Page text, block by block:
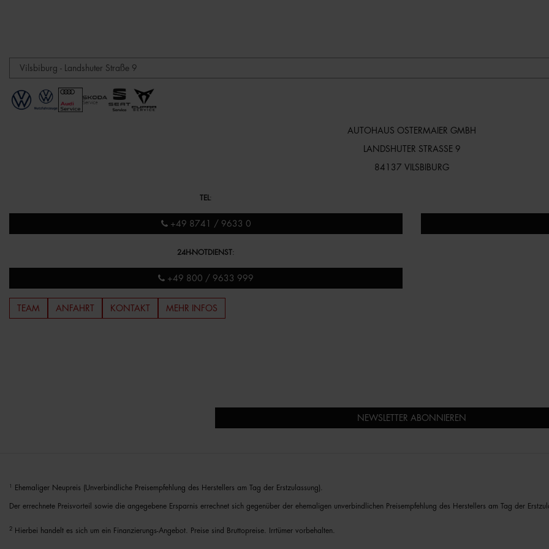
AUTOHAUS OSTERMAIER GMBH
LANDSHUTER STRASSE 9
84137 VILSBIBURG
TEL :
+49 8741 / 9633 0
24H-NOTDIENST:
+49 800 / 9633 999
TEAM ANFAHRT KONTAKT MEHR INFOS
NEWSLETTER ABONNIEREN
Ehemaliger Neupreis (Unverbindliche Preisempfehlung des Herstellers am Tag der Erstzulassung).
Der errechnete Preisvorteil sowie die angegebene Ersparnis errechnet sich gegenüber der ehemaligen unverbindlichen Preisempfehlung des Herstellers am Tag der
2 Hierbei handelt es sich um ein Finanzierungs-Angebot. Preise sind Bruttopreise. Irrtümer vorbehalten.